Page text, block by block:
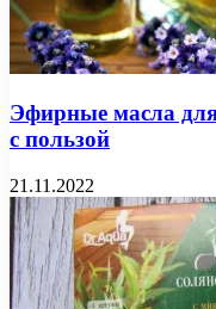
Эфирные масла
с пользой
21.11.2022